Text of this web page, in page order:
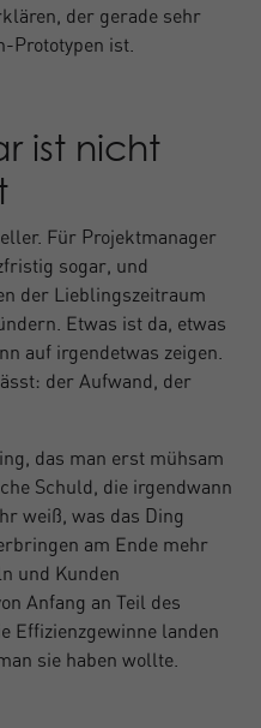
der gerade sehr
Prototypen ist.
ist nicht
Für Projektmanager
sogar, und
der Lieblingszeitraum
Etwas ist da, etwas
auf irgendetwas zeigen.
der Aufwand, der
das man erst mühsam
Schuld, die irgendwann
weiß, was das Ding
am Ende mehr
und Kunden
Anfang an Teil des
Effizienzgewinne landen
sie haben wollte.